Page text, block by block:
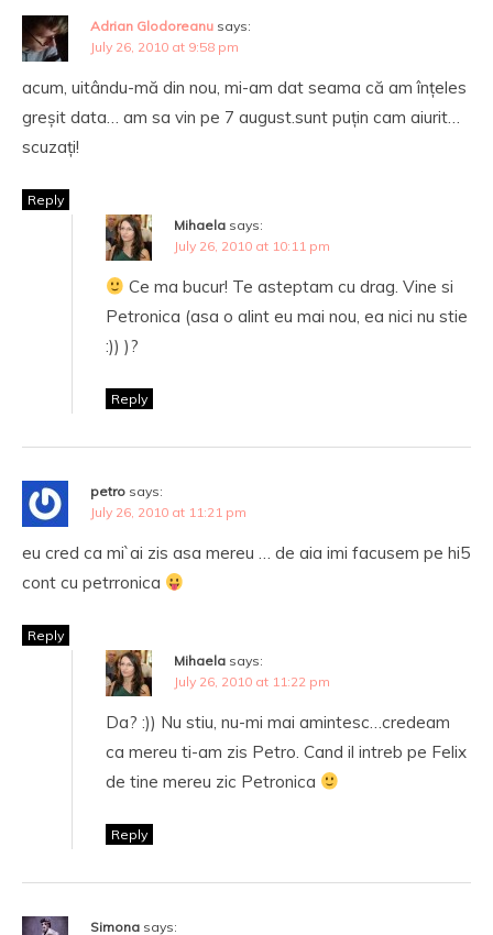
Adrian Glodoreanu says:
July 26, 2010 at 9:58 pm
acum, uitându-mă din nou, mi-am dat seama că am înțeles
greșit data… am sa vin pe 7 august.sunt puțin cam aiurit…
scuzați!
Reply
Mihaela says:
July 26, 2010 at 10:11 pm
Ce ma bucur! Te asteptam cu drag. Vine si
Petronica (asa o alint eu mai nou, ea nici nu stie
:)) )?
Reply
petro says:
July 26, 2010 at 11:21 pm
eu cred ca mi`ai zis asa mereu … de aia imi facusem pe hi5
cont cu petrronica
Reply
Mihaela says:
July 26, 2010 at 11:22 pm
Da? :)) Nu stiu, nu-mi mai amintesc…credeam
ca mereu ti-am zis Petro. Cand il intreb pe Felix
de tine mereu zic Petronica
Reply
Simona says: